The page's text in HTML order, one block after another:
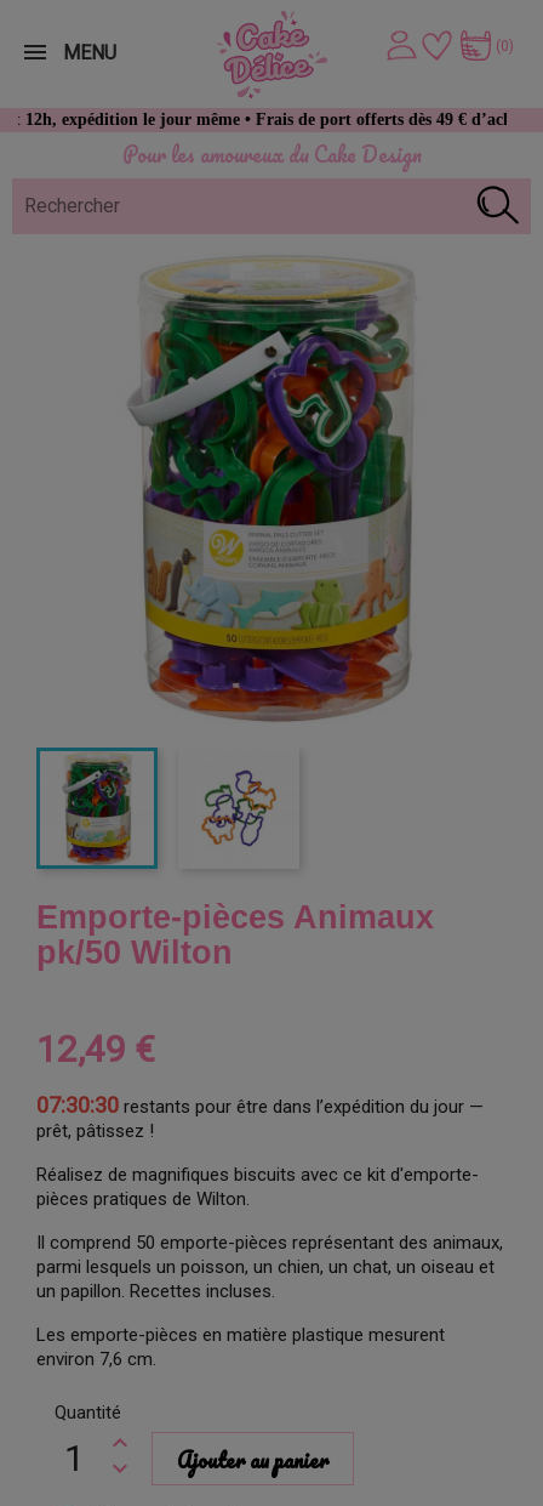
Pour les amoureux du Cake Design
le jour même • Frais de port offerts dès 49 € d’achat
(0)
MENU
Emporte-pièces Animaux
pk/50 Wilton
12,49 €
07:30:29 restants pour être dans l’expédition du jour —
prêt, pâtissez !
Réalisez de magnifiques biscuits avec ce kit d'emporte-
pièces pratiques de Wilton.
Il comprend 50 emporte-pièces représentant des animaux,
parmi lesquels un poisson, un chien, un chat, un oiseau et
un papillon. Recettes incluses.
Les emporte-pièces en matière plastique mesurent
environ 7,6 cm.
Quantité
Ajouter au panier